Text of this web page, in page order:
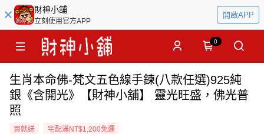
財神小舖
立刻使用官方APP
開啟APP
0
生肖本命佛-梵文五色線手鍊(八款任選)925純
銀《含開光》【財神小舖】 靈光旺盛，佛光普
照
買就送 宅配滿NT$1,200免運